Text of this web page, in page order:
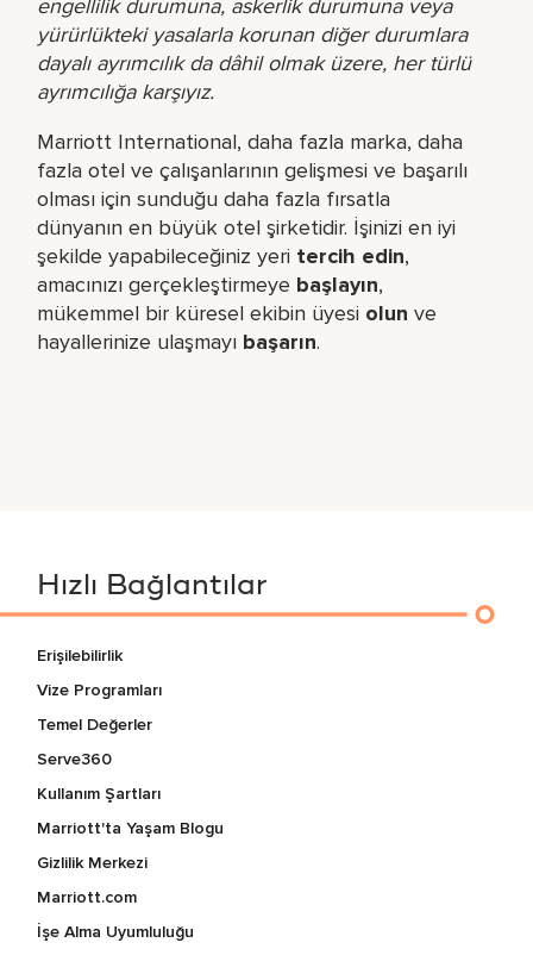
engellilik durumuna, askerlik durumuna veya
yürürlükteki yasalarla korunan diğer durumlara
dayalı ayrımcılık da dâhil olmak üzere, her türlü
ayrımcılığa karşıyız.
Marriott International, daha fazla marka, daha
fazla otel ve çalışanlarının gelişmesi ve başarılı
olması için sunduğu daha fazla fırsatla
dünyanın en büyük otel şirketidir. İşinizi en iyi
şekilde yapabileceğiniz yeri​ tercih edin,
amacınızı gerçekleştirmeye başlayın,
mükemmel bir küresel​ ekibin üyesi olun ve
hayallerinize ulaşmayı başarın.
Hızlı Bağlantılar
Erişilebilirlik
Vize Programları
Temel Değerler
Serve360
Kullanım Şartları
Marriott'ta Yaşam Blogu
Gizlilik Merkezi
Marriott.com
İşe Alma Uyumluluğu